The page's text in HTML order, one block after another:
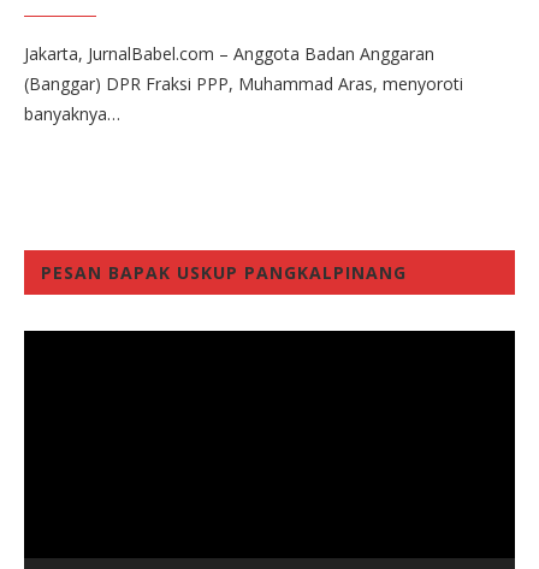
Jakarta, JurnalBabel.com – Anggota Badan Anggaran
(Banggar) DPR Fraksi PPP, Muhammad Aras, menyoroti
banyaknya…
PESAN BAPAK USKUP PANGKALPINANG